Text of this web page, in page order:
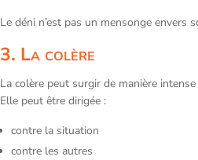
Le déni n’est pas un mensonge envers
3. La colère
La colère peut surgir de manière
Elle peut être dirigée :
contre la situation
contre les autres